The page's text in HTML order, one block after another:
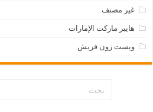
غير مصنف
هايبر ماركت الإمارات
ويست زون فريش